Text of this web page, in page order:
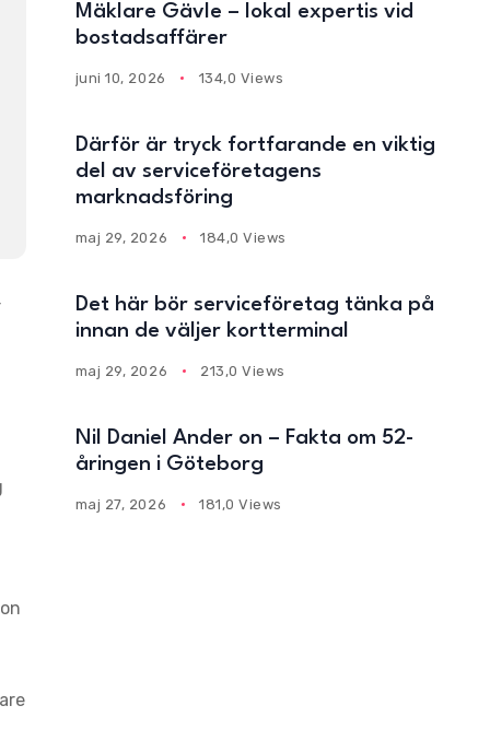
Mäklare Gävle – lokal expertis vid
bostadsaffärer
juni 10, 2026 134,0 Views
Därför är tryck fortfarande en viktig
del av serviceföretagens
marknadsföring
maj 29, 2026 184,0 Views
Det här bör serviceföretag tänka på
innan de väljer kortterminal
maj 29, 2026 213,0 Views
Nil Daniel Ander on – Fakta om 52-
åringen i Göteborg
maj 27, 2026 181,0 Views